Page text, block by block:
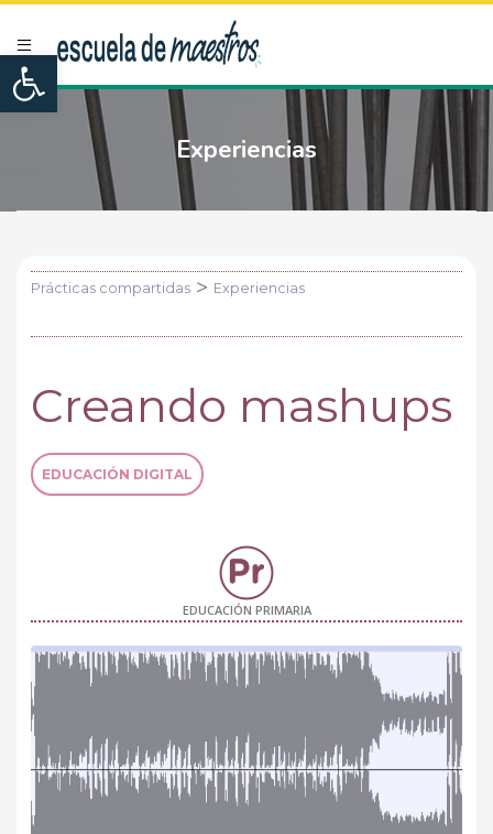
Open toolbar
Experiencias
Prácticas compartidas> Experiencias
Creando mashups
EDUCACIÓN DIGITAL
EDUCACIÓN PRIMARIA